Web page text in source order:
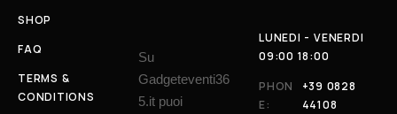
SHOP
FAQ
TERMS &
CONDITIONS
Su
Gadgeteventi36
5.it puoi
LUNEDI - VENERDI
09:00 18:00
PHON
E:
+39 0828
44108